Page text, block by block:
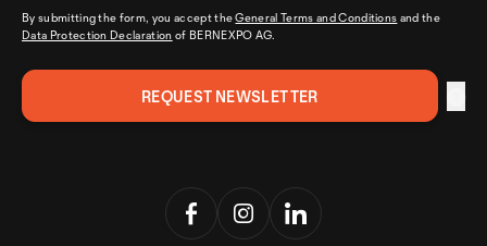
By submitting the form, you accept theGeneral Terms and Conditions and the
Data Protection Declaration of BERNEXPO AG.